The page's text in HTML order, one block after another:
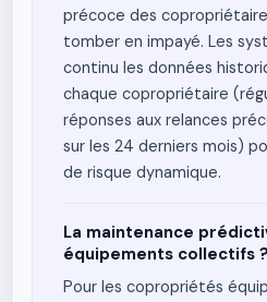
précoce des
tomber en impayé. Les
continu les données
chaque copropriétaire
réponses aux relances
sur les 24 derniers mois)
de risque dynamique.
La maintenance
équipements collectifs ?
Pour les copropriétés